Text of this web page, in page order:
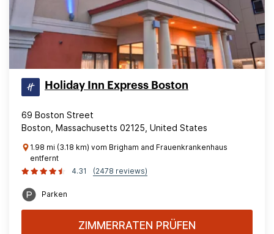
Holiday Inn Express Boston
69 Boston Street
Boston, Massachusetts 02125, United States
1.98 mi (3.18 km) vom Brigham and Frauenkrankenhaus
entfernt
4.31
(2478 reviews)
Parken
ZIMMERRATEN PRÜFEN